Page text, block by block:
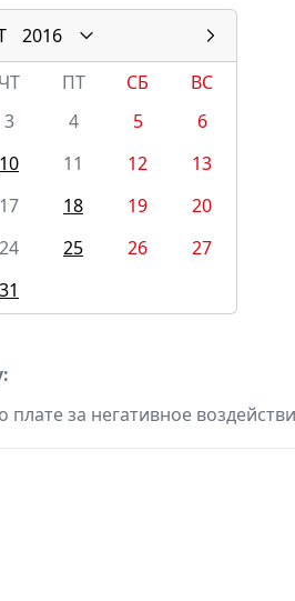
2016
ЧТ ПТ СБ
ВС
3 4 5
6
10 11 12
13
17 18 19
20
24 25 26
27
31
плате за негативное